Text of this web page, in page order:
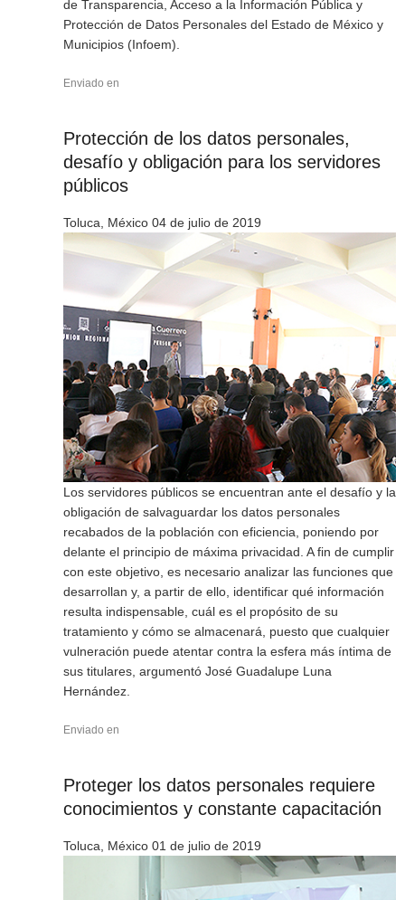
de Transparencia, Acceso a la Información Pública y
Protección de Datos Personales del Estado de México y
Municipios (Infoem).
Enviado en
Protección de los datos personales,
desafío y obligación para los servidores
públicos
Toluca, México 04 de julio de 2019
Los servidores públicos se encuentran ante el desafío y la
obligación de salvaguardar los datos personales
recabados de la población con eficiencia, poniendo por
delante el principio de máxima privacidad. A fin de cumplir
con este objetivo, es necesario analizar las funciones que
desarrollan y, a partir de ello, identificar qué información
resulta indispensable, cuál es el propósito de su
tratamiento y cómo se almacenará, puesto que cualquier
vulneración puede atentar contra la esfera más íntima de
sus titulares, argumentó José Guadalupe Luna
Hernández.
Enviado en
Proteger los datos personales requiere
conocimientos y constante capacitación
Toluca, México 01 de julio de 2019